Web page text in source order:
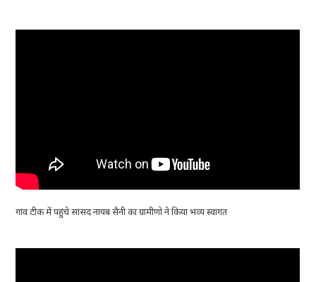
गांव टीक में पहुंचे सांसद नायब सैनी का ग्रामीणो ने किया भव्य स्वागत